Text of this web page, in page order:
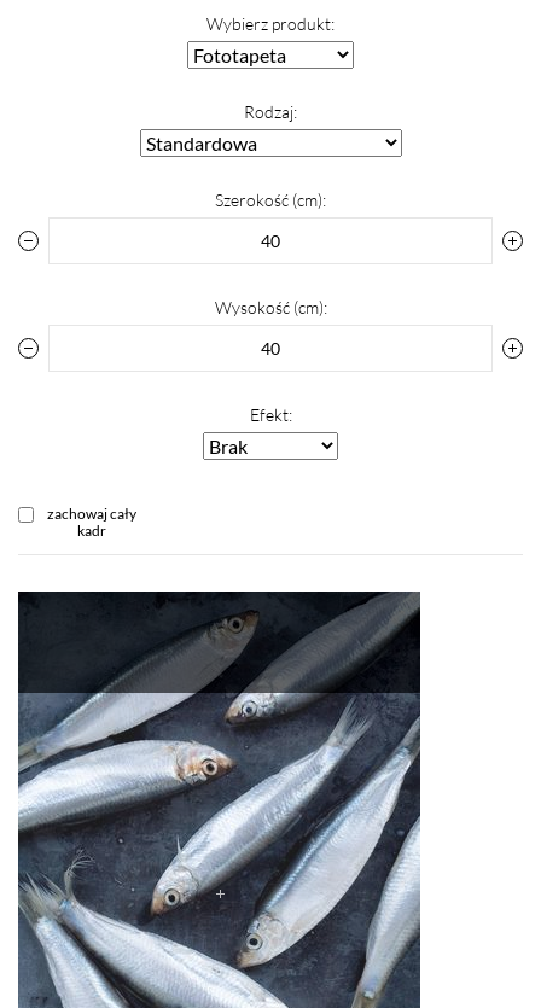
Wybierz produkt:
Rodzaj:
Szerokość (cm):
Wysokość (cm):
Efekt:
zachowaj cały
kadr